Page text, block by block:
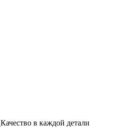
Качество в каждой детали